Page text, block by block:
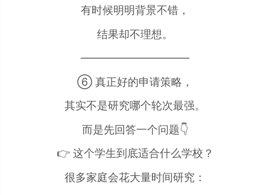
有时候明明背景不错，
结果却不理想。
——————————
⑥ 真正好的申请策略，
其实不是研究哪个轮次最强。
而是先回答一个问题👇
👉 这个学生到底适合什么学校？
很多家庭会花大量时间研究：